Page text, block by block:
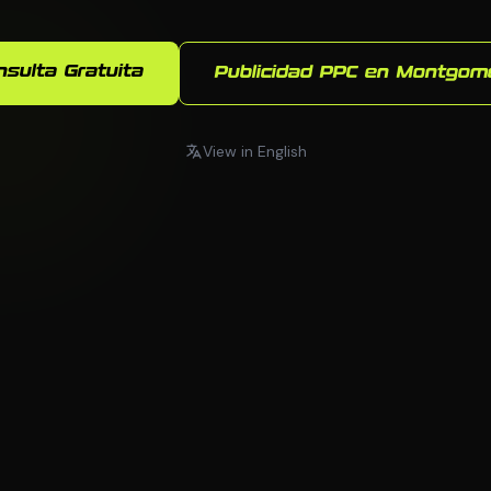
Gratuita Publicidad PPC en
View in English